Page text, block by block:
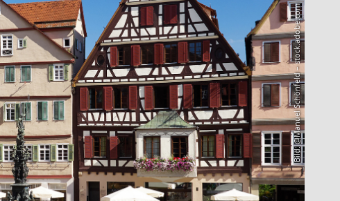
Bild: @Manuel Schönfeld – stock.adobe.com